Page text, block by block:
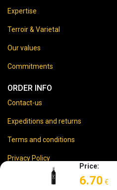
Price:
6.70 €
Expertise
Terroir & Varietal
Our values
Commitments
ORDER INFO
Contact-us
Expeditions and returns
Terms and conditions
Privacy Policy
Legal disclaimer